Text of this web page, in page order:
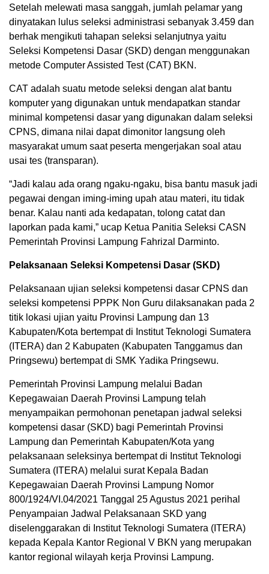
Setelah melewati masa sanggah, jumlah pelamar yang
dinyatakan lulus seleksi administrasi sebanyak 3.459 dan
berhak mengikuti tahapan seleksi selanjutnya yaitu
Seleksi Kompetensi Dasar (SKD) dengan menggunakan
metode Computer Assisted Test (CAT) BKN.
CAT adalah suatu metode seleksi dengan alat bantu
komputer yang digunakan untuk mendapatkan standar
minimal kompetensi dasar yang digunakan dalam seleksi
CPNS, dimana nilai dapat dimonitor langsung oleh
masyarakat umum saat peserta mengerjakan soal atau
usai tes (transparan).
“Jadi kalau ada orang ngaku-ngaku, bisa bantu masuk jadi
pegawai dengan iming-iming upah atau materi, itu tidak
benar. Kalau nanti ada kedapatan, tolong catat dan
laporkan pada kami,” ucap Ketua Panitia Seleksi CASN
Pemerintah Provinsi Lampung Fahrizal Darminto.
Pelaksanaan Seleksi Kompetensi Dasar (SKD)
Pelaksanaan ujian seleksi kompetensi dasar CPNS dan
seleksi kompetensi PPPK Non Guru dilaksanakan pada 2
titik lokasi ujian yaitu Provinsi Lampung dan 13
Kabupaten/Kota bertempat di Institut Teknologi Sumatera
(ITERA) dan 2 Kabupaten (Kabupaten Tanggamus dan
Pringsewu) bertempat di SMK Yadika Pringsewu.
Pemerintah Provinsi Lampung melalui Badan
Kepegawaian Daerah Provinsi Lampung telah
menyampaikan permohonan penetapan jadwal seleksi
kompetensi dasar (SKD) bagi Pemerintah Provinsi
Lampung dan Pemerintah Kabupaten/Kota yang
pelaksanaan seleksinya bertempat di Institut Teknologi
Sumatera (ITERA) melalui surat Kepala Badan
Kepegawaian Daerah Provinsi Lampung Nomor
800/1924/VI.04/2021 Tanggal 25 Agustus 2021 perihal
Penyampaian Jadwal Pelaksanaan SKD yang
diselenggarakan di Institut Teknologi Sumatera (ITERA)
kepada Kepala Kantor Regional V BKN yang merupakan
kantor regional wilayah kerja Provinsi Lampung.